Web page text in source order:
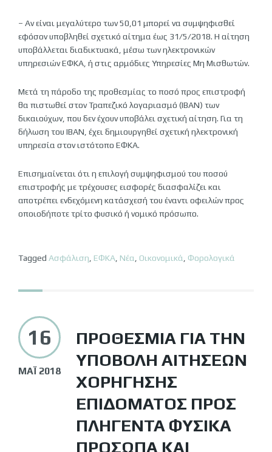
– Αν είναι μεγαλύτερο των 50,01 μπορεί να συμψηφισθεί
εφόσον υποβληθεί σχετικό αίτημα έως 31/5/2018. Η αίτηση
υποβάλλεται διαδικτυακά, μέσω των ηλεκτρονικών
υπηρεσιών ΕΦΚΑ, ή στις αρμόδιες Υπηρεσίες Μη Μισθωτών.
Μετά τη πάροδο της προθεσμίας το ποσό προς επιστροφή
θα πιστωθεί στον Τραπεζικό λογαριασμό (ΙΒΑΝ) των
δικαιούχων, που δεν έχουν υποβάλει σχετική αίτηση. Για τη
δήλωση του ΙΒΑΝ, έχει δημιουργηθεί σχετική ηλεκτρονική
υπηρεσία στον ιστότοπο ΕΦΚΑ.
Επισημαίνεται ότι η επιλογή συμψηφισμού του ποσού
επιστροφής με τρέχουσες εισφορές διασφαλίζει και
αποτρέπει ενδεχόμενη κατάσχεσή του έναντι οφειλών προς
οποιοδήποτε τρίτο φυσικό ή νομικό πρόσωπο.
Tagged Ασφάλιση ΕΦΚΑ Νέα Οικονομικά Φορολογικά
16
ΜΆΙ 2018
ΠΡΟΘΕΣΜΊΑ ΓΙΑ ΤΗΝ
ΥΠΟΒΟΛΉ ΑΙΤΉΣΕΩΝ
ΧΟΡΉΓΗΣΗΣ
ΕΠΙΔΌΜΑΤΟΣ ΠΡΟΣ
ΠΛΗΓΈΝΤΑ ΦΥΣΙΚΆ
ΠΡΌΣΩΠΑ ΚΑΙ